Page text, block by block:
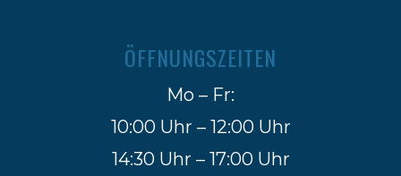
ÖFFNUNGSZEITEN
Mo – Fr:
10:00 Uhr – 12:00 Uhr
14:30 Uhr – 17:00 Uhr